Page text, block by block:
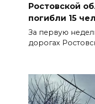
Ростовской
погибли 15
За первую
дорогах